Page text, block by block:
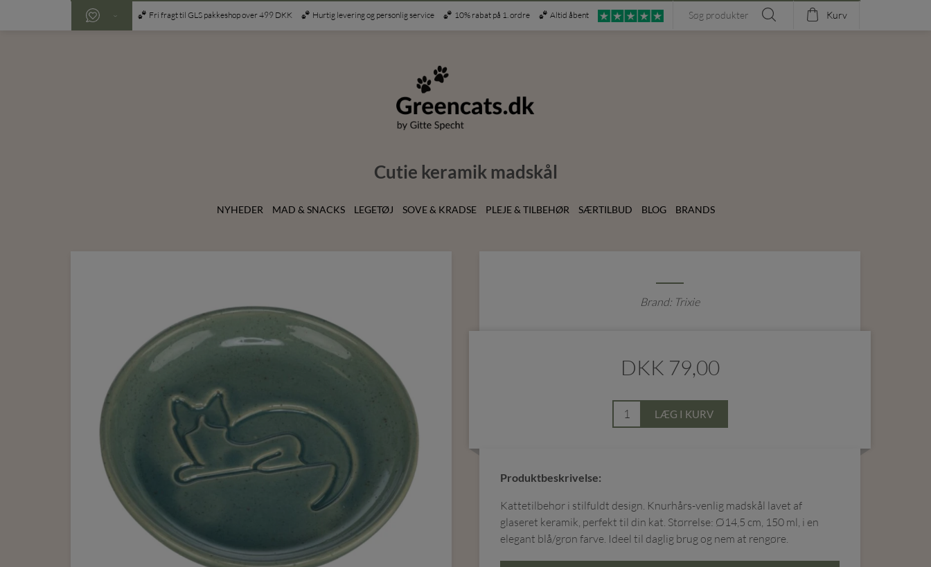
Fri fragt til GLS pakkeshop over 499 DKK Hurtig levering og personlig service 10% rabat på 1. ordre Altid åbent Kurv
Cutie keramik madskål
NYHEDER MAD & SNACKS LEGETØJ SOVE & KRADSE PLEJE & TILBEHØR SÆRTILBUD BLOG BRANDS
Brand: Trixie
DKK 79,00
LÆG I KURV
Produktbeskrivelse:
Kattetilbehør i stilfuldt design. Knurhårs-venlig madskål lavet af
glaseret keramik, perfekt til din kat. Størrelse: Ø14,5 cm, 150 ml, i en
elegant blå/grøn farve. Ideel til daglig brug og nem at rengøre.